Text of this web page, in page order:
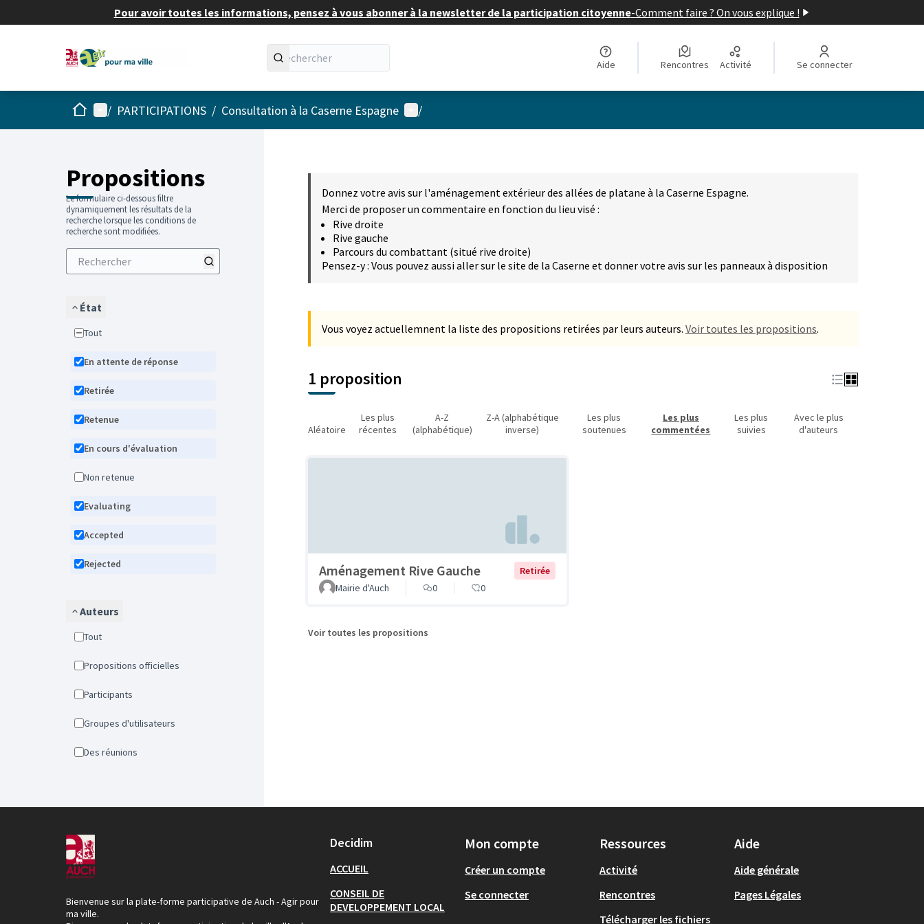
Pour avoir toutes les informations, pensez à vous abonner à la newsletter de la participation citoyenne-Comment faire ? On vous explique !
Aide Rencontres Activité Se connecter
AccueilMenu principal
/ PARTICIPATIONS / Consultation à la Caserne Espagne Menu utilisateur
/
Propositions
Le formulaire ci-dessous filtre
dynamiquement les résultats de la
recherche lorsque les conditions de
recherche sont modifiées.
État
Tout
En attente de réponse
Retirée
Retenue
En cours d'évaluation
Non retenue
Evaluating
Accepted
Rejected
Auteurs
Tout
Propositions officielles
Participants
Groupes d'utilisateurs
Des réunions
Donnez votre avis sur l'aménagement extérieur des allées de platane à la Caserne Espagne.
Merci de proposer un commentaire en fonction du lieu visé :
Rive droite
Rive gauche
Parcours du combattant (situé rive droite)
Pensez-y : Vous pouvez aussi aller sur le site de la Caserne et donner votre avis sur les panneaux à disposition
Vous voyez actuellemnent la liste des propositions retirées par leurs auteurs. Voir toutes les propositions.
1 proposition
Aléatoire
Les plus
récentes
A-Z
(alphabétique)
Z-A (alphabétique
inverse)
Les plus
soutenues
Les plus
commentées
Les plus
suivies
Avec le plus
d'auteurs
Aménagement Rive Gauche
Retirée
Mairie d'Auch
0 0
Voir toutes les propositions
Bienvenue sur la plate-forme participative de Auch - Agir pour
ma ville.
Decidim
ACCUEIL
CONSEIL DE
DEVELOPPEMENT LOCAL
Mon compte
Créer un compte
Se connecter
Ressources
Activité
Rencontres
Télécharger les fichiers
Aide
Aide générale
Pages Légales